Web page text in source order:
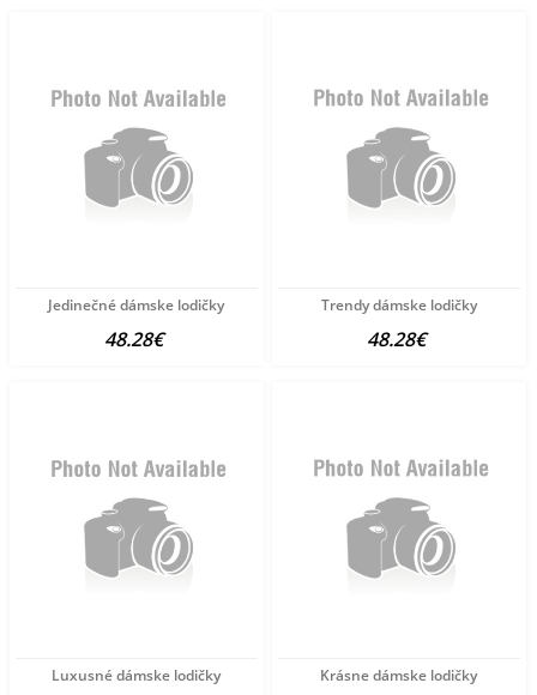
Jedinečné dámske lodičky
48.28€
Trendy dámske lodičky
48.28€
Luxusné dámske lodičky Krásne dámske lodičky